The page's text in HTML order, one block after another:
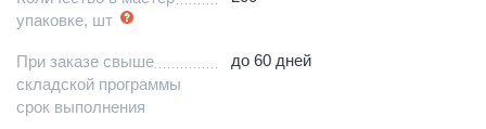
упаковке, шт
При заказе свыше
складской программы
срок выполнения
до 60 дней